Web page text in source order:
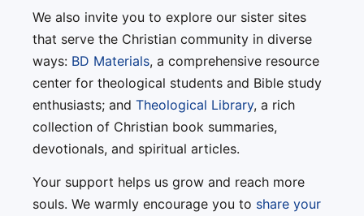
We also invite you to explore our sister sites
that serve the Christian community in diverse
ways: BD Materials, a comprehensive resource
center for theological students and Bible study
enthusiasts; and Theological Library, a rich
collection of Christian book summaries,
devotionals, and spiritual articles.
Your support helps us grow and reach more
souls. We warmly encourage you to share your